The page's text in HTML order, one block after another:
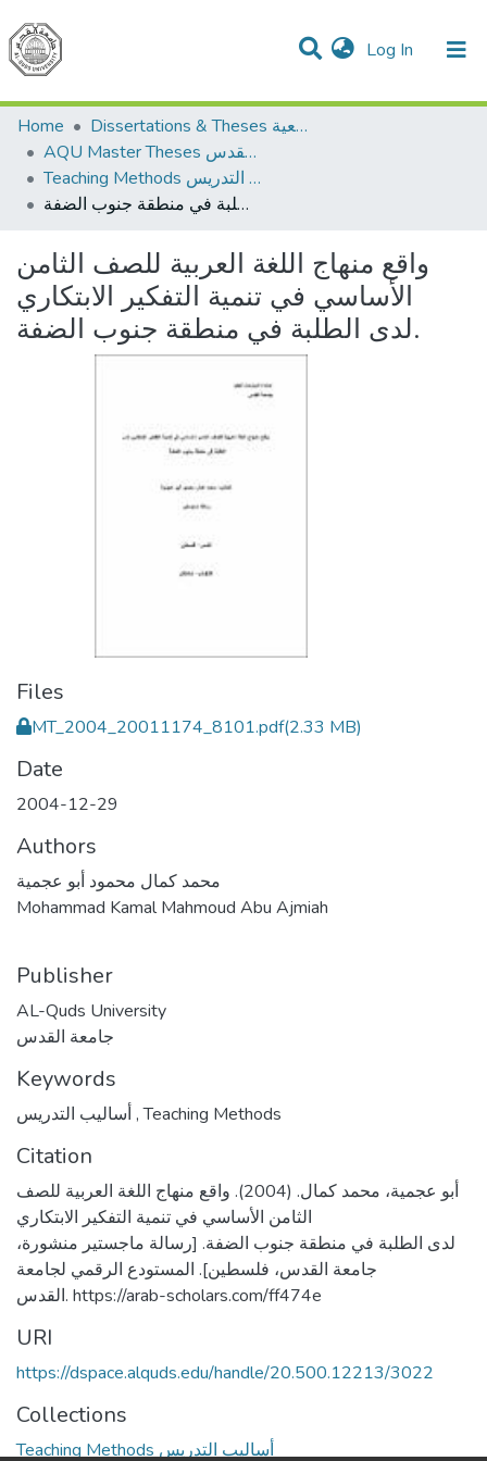
Log In (current)
Communities & Collections
All of DSpace
Home
Dissertations & Theses الرسائل الجامعية
AQU Master Theses الرسائل الجامعية الخاصة بجامعة القدس
Teaching Methods أساليب التدريس
واقع منهاج اللغة العربية للصف الثامن الأساسي في تنمية التفكير الابتكاري لدى الطلبة في منطقة جنوب الضفة.
واقع منهاج اللغة العربية للصف الثامن
الأساسي في تنمية التفكير الابتكاري
لدى الطلبة في منطقة جنوب الضفة.
Files
MT_2004_20011174_8101.pdf(2.33 MB)
Date
2004-12-29
Authors
محمد كمال محمود أبو عجمية
Mohammad Kamal Mahmoud Abu Ajmiah
Publisher
AL-Quds University
جامعة القدس
Keywords
,Teaching Methods
Citation
أبو عجمية، محمد كمال. (2004). واقع منهاج اللغة العربية للصف
الثامن الأساسي في تنمية التفكير الابتكاري
لدى الطلبة في منطقة جنوب الضفة. [رسالة ماجستير منشورة،
جامعة القدس، فلسطين]. المستودع الرقمي لجامعة
القدس. https://arab-scholars.com/ff474e
URI
https://dspace.alquds.edu/handle/20.500.12213/3022
Collections
Teaching Methods أساليب التدريس